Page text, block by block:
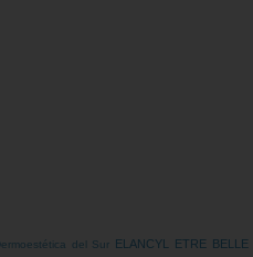
del Sur ELANCYL ETRE BELLE